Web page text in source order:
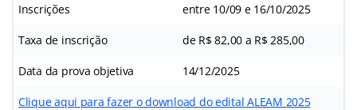
Inscrições entre 10/09 e 16/10/2025
Taxa de inscrição de R$ 82,00 a R$ 285,00
Data da prova objetiva 14/12/2025
Clique aqui para fazer o download do edital ALEAM 2025